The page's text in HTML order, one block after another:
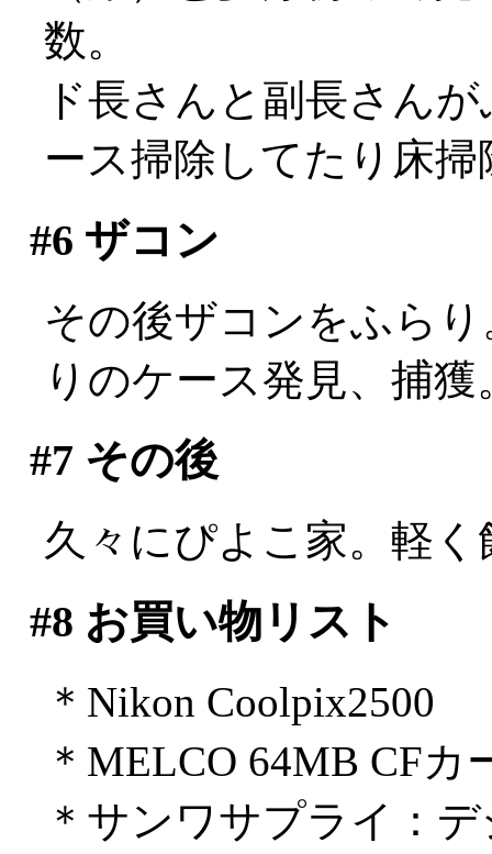
数。
ド長さんと副長さん
ース掃除してたり床
#6 ザコン
その後ザコンをふら
りのケース発見、捕獲
#7 その後
久々にぴよこ家。軽
#8 お買い物リスト
＊Nikon Coolpix2500
＊MELCO 64MB CFカ
＊サンワサプライ：